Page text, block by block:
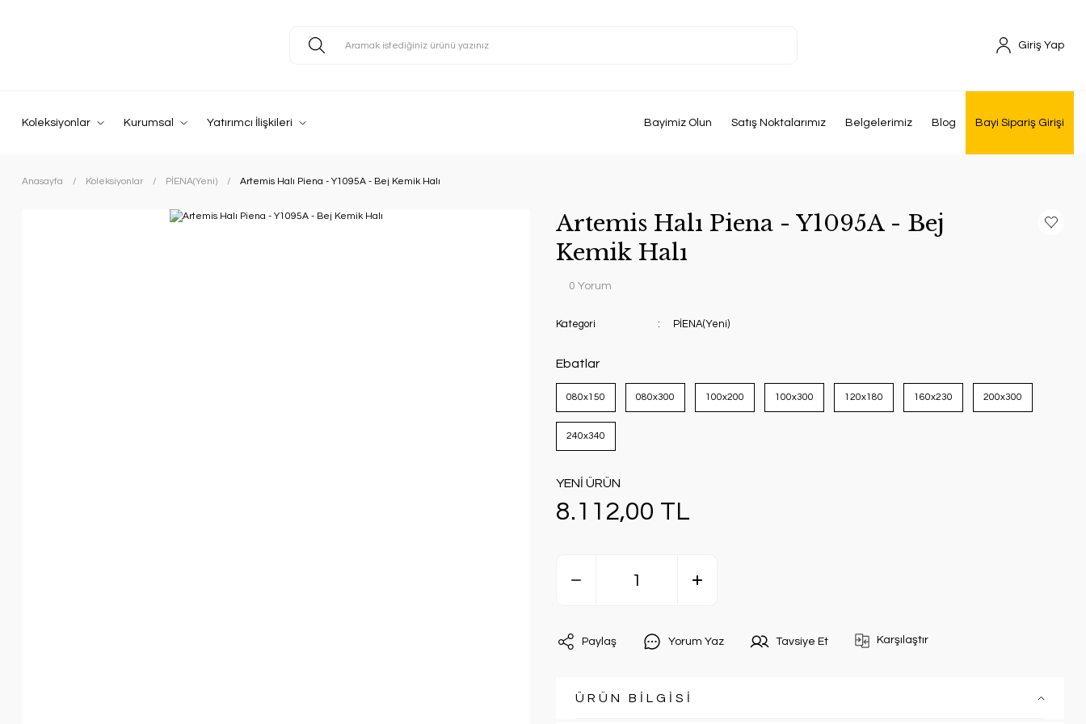
Giriş Yap
Koleksiyonlar Kurumsal Yatırımcı İlişkileri Bayimiz Olun Satış Noktalarımız Belgelerimiz Blog Bayi Sipariş Girişi
Anasayfa Koleksiyonlar PİENA(Yeni) Artemis Halı Piena - Y1095A - Bej Kemik Halı
Artemis Halı Piena - Y1095A - Bej
Kemik Halı
0 Yorum
Kategori PİENA(Yeni)
Ebatlar
080x150 080x300 100x200 100x300 120x180 160x230 200x300
240x340
YENİ ÜRÜN
8.112,00 TL
Paylaş Yorum Yaz Tavsiye Et Karşılaştır
ÜRÜN BİLGİSİ